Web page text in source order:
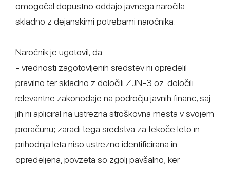
omogočal dopustno oddajo javnega naročila
skladno z dejanskimi potrebami naročnika.
Naročnik je ugotovil, da
- vrednosti zagotovljenih sredstev ni opredelil
pravilno ter skladno z določili ZJN-3 oz. določili
relevantne zakonodaje na področju javnih financ, saj
jih ni apliciral na ustrezna stroškovna mesta v svojem
proračunu; zaradi tega sredstva za tekoče leto in
prihodnja leta niso ustrezno identificirana in
opredeljena, povzeta so zgolj pavšalno; ker